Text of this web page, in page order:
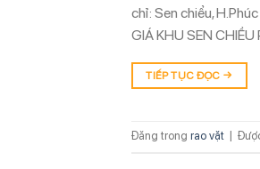
chỉ: Sen chiểu,
GIÁ KHU SEN CHIỂU
TIẾP TỤC ĐỌC →
Đăng trong rao vặt